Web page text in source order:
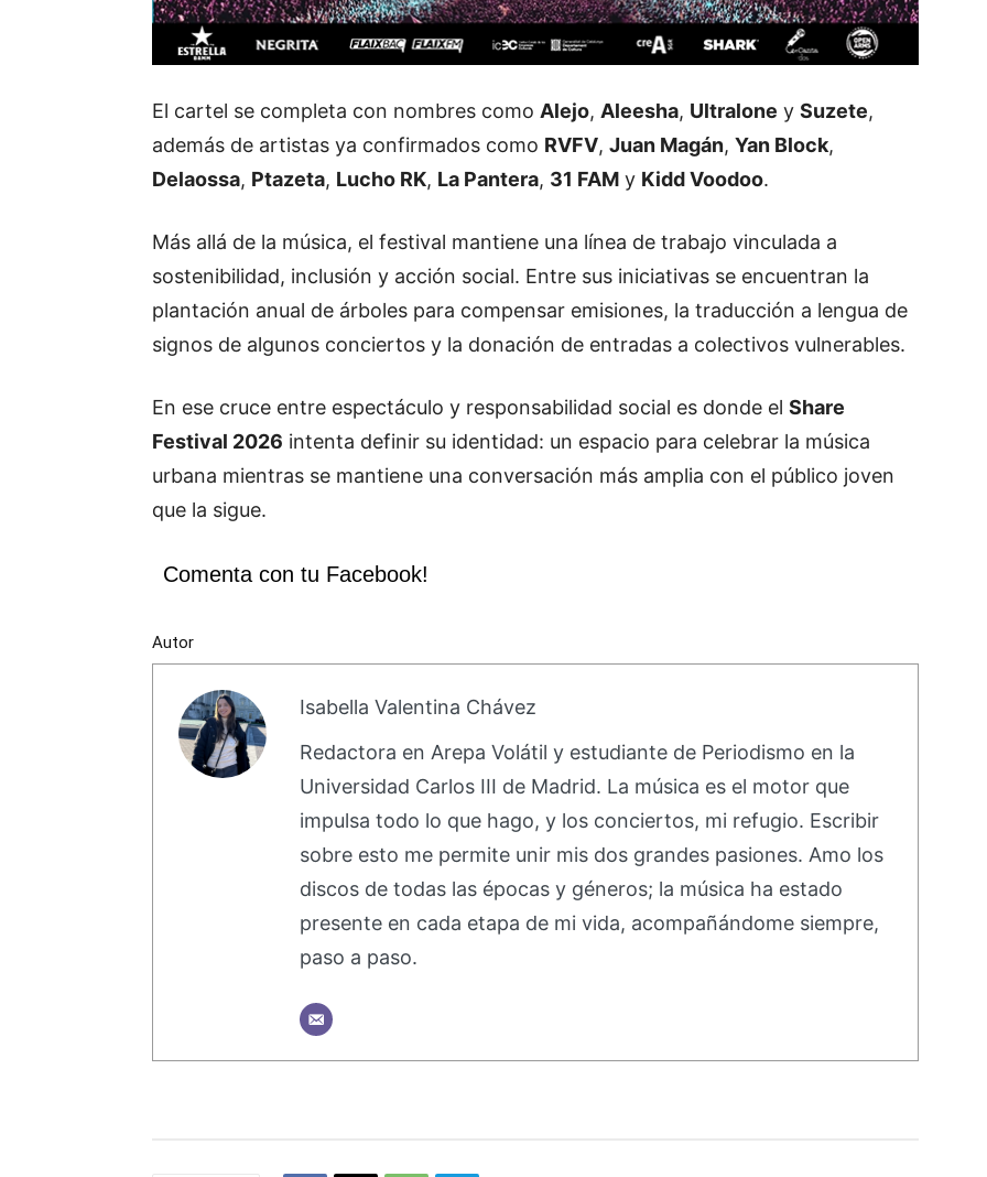
El cartel se completa con nombres como Alejo, Aleesha, Ultralone y Suzete,
además de artistas ya confirmados como RVFV, Juan Magán, Yan Block,
Delaossa, Ptazeta, Lucho RK, La Pantera, 31 FAM y Kidd Voodoo.
Más allá de la música, el festival mantiene una línea de trabajo vinculada a
sostenibilidad, inclusión y acción social. Entre sus iniciativas se encuentran la
plantación anual de árboles para compensar emisiones, la traducción a lengua de
signos de algunos conciertos y la donación de entradas a colectivos vulnerables.
En ese cruce entre espectáculo y responsabilidad social es donde el Share
Festival 2026 intenta definir su identidad: un espacio para celebrar la música
urbana mientras se mantiene una conversación más amplia con el público joven
que la sigue.
Comenta con tu Facebook!
Autor
Isabella Valentina Chávez
Redactora en Arepa Volátil y estudiante de Periodismo en la
Universidad Carlos III de Madrid. La música es el motor que
impulsa todo lo que hago, y los conciertos, mi refugio. Escribir
sobre esto me permite unir mis dos grandes pasiones. Amo los
discos de todas las épocas y géneros; la música ha estado
presente en cada etapa de mi vida, acompañándome siempre,
paso a paso.